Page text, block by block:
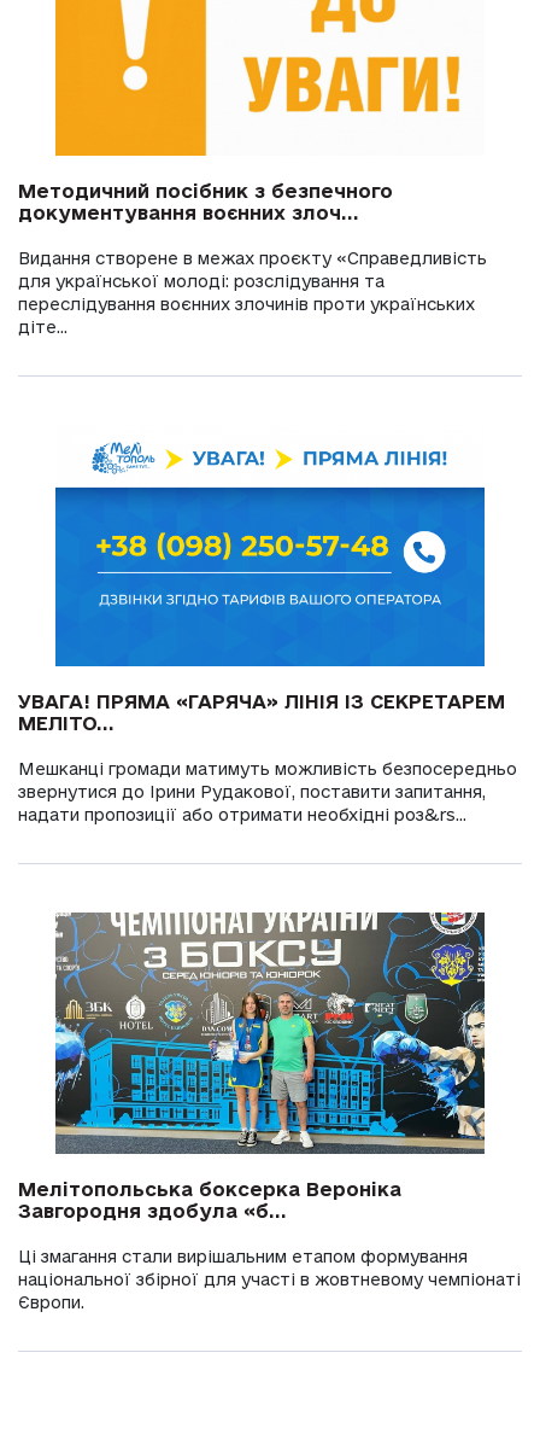
Методичний посібник з безпечного
документування воєнних злоч...
Видання створене в межах проєкту «Справедливість
для української молоді: розслідування та
переслідування воєнних злочинів проти українських
діте...
УВАГА! ПРЯМА «ГАРЯЧА» ЛІНІЯ ІЗ СЕКРЕТАРЕМ
МЕЛІТО...
Мешканці громади матимуть можливість безпосередньо
звернутися до Ірини Рудакової, поставити запитання,
надати пропозиції або отримати необхідні роз&rs...
Мелітопольська боксерка Вероніка
Завгородня здобула «б...
Ці змагання стали вирішальним етапом формування
національної збірної для участі в жовтневому чемпіонаті
Європи.